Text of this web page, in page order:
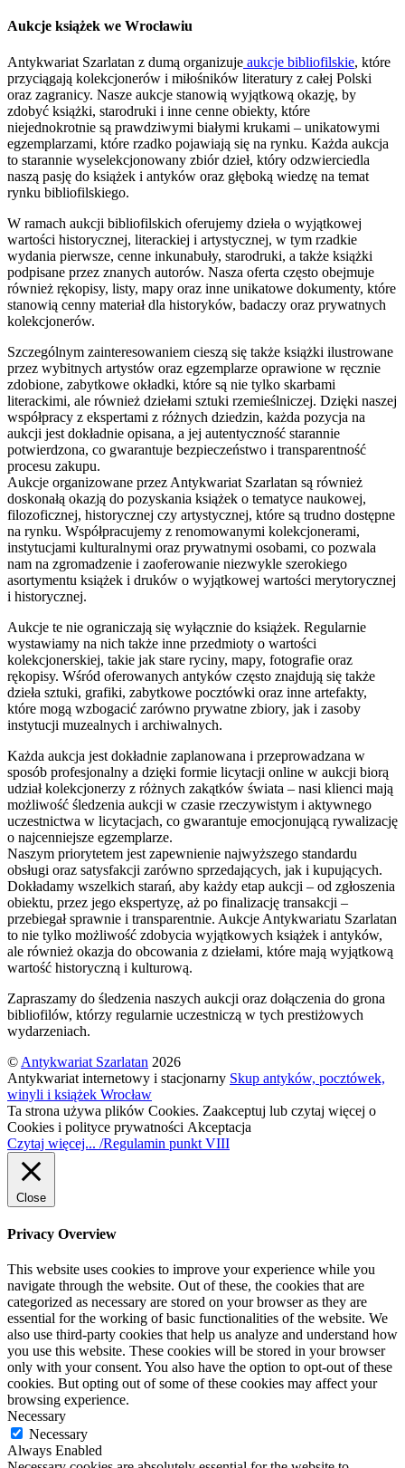
Aukcje książek we Wrocławiu
Antykwariat Szarlatan z dumą organizuje aukcje bibliofilskie, które
przyciągają kolekcjonerów i miłośników literatury z całej Polski
oraz zagranicy. Nasze aukcje stanowią wyjątkową okazję, by
zdobyć książki, starodruki i inne cenne obiekty, które
niejednokrotnie są prawdziwymi białymi krukami – unikatowymi
egzemplarzami, które rzadko pojawiają się na rynku. Każda aukcja
to starannie wyselekcjonowany zbiór dzieł, który odzwierciedla
naszą pasję do książek i antyków oraz głęboką wiedzę na temat
rynku bibliofilskiego.
W ramach aukcji bibliofilskich oferujemy dzieła o wyjątkowej
wartości historycznej, literackiej i artystycznej, w tym rzadkie
wydania pierwsze, cenne inkunabuły, starodruki, a także książki
podpisane przez znanych autorów. Nasza oferta często obejmuje
również rękopisy, listy, mapy oraz inne unikatowe dokumenty, które
stanowią cenny materiał dla historyków, badaczy oraz prywatnych
kolekcjonerów.
Szczególnym zainteresowaniem cieszą się także książki ilustrowane
przez wybitnych artystów oraz egzemplarze oprawione w ręcznie
zdobione, zabytkowe okładki, które są nie tylko skarbami
literackimi, ale również dziełami sztuki rzemieślniczej. Dzięki naszej
współpracy z ekspertami z różnych dziedzin, każda pozycja na
aukcji jest dokładnie opisana, a jej autentyczność starannie
potwierdzona, co gwarantuje bezpieczeństwo i transparentność
procesu zakupu.
Aukcje organizowane przez Antykwariat Szarlatan są również
doskonałą okazją do pozyskania książek o tematyce naukowej,
filozoficznej, historycznej czy artystycznej, które są trudno dostępne
na rynku. Współpracujemy z renomowanymi kolekcjonerami,
instytucjami kulturalnymi oraz prywatnymi osobami, co pozwala
nam na zgromadzenie i zaoferowanie niezwykle szerokiego
asortymentu książek i druków o wyjątkowej wartości merytorycznej
i historycznej.
Aukcje te nie ograniczają się wyłącznie do książek. Regularnie
wystawiamy na nich także inne przedmioty o wartości
kolekcjonerskiej, takie jak stare ryciny, mapy, fotografie oraz
rękopisy. Wśród oferowanych antyków często znajdują się także
dzieła sztuki, grafiki, zabytkowe pocztówki oraz inne artefakty,
które mogą wzbogacić zarówno prywatne zbiory, jak i zasoby
instytucji muzealnych i archiwalnych.
Każda aukcja jest dokładnie zaplanowana i przeprowadzana w
sposób profesjonalny a dzięki formie licytacji online w aukcji biorą
udział kolekcjonerzy z różnych zakątków świata – nasi klienci mają
możliwość śledzenia aukcji w czasie rzeczywistym i aktywnego
uczestnictwa w licytacjach, co gwarantuje emocjonującą rywalizację
o najcenniejsze egzemplarze.
Naszym priorytetem jest zapewnienie najwyższego standardu
obsługi oraz satysfakcji zarówno sprzedających, jak i kupujących.
Dokładamy wszelkich starań, aby każdy etap aukcji – od zgłoszenia
obiektu, przez jego ekspertyzę, aż po finalizację transakcji –
przebiegał sprawnie i transparentnie. Aukcje Antykwariatu Szarlatan
to nie tylko możliwość zdobycia wyjątkowych książek i antyków,
ale również okazja do obcowania z dziełami, które mają wyjątkową
wartość historyczną i kulturową.
Zapraszamy do śledzenia naszych aukcji oraz dołączenia do grona
bibliofilów, którzy regularnie uczestniczą w tych prestiżowych
wydarzeniach.
© Antykwariat Szarlatan 2026
Antykwariat internetowy i stacjonarny Skup antyków, pocztówek,
winyli i książek Wrocław
Ta strona używa plików Cookies. Zaakceptuj lub czytaj więcej o
Cookies i polityce prywatności Akceptacja
Czytaj więcej... /Regulamin punkt VIII
Close
Privacy Overview
This website uses cookies to improve your experience while you
navigate through the website. Out of these, the cookies that are
categorized as necessary are stored on your browser as they are
essential for the working of basic functionalities of the website. We
also use third-party cookies that help us analyze and understand how
you use this website. These cookies will be stored in your browser
only with your consent. You also have the option to opt-out of these
cookies. But opting out of some of these cookies may affect your
browsing experience.
Necessary
Necessary
Always Enabled